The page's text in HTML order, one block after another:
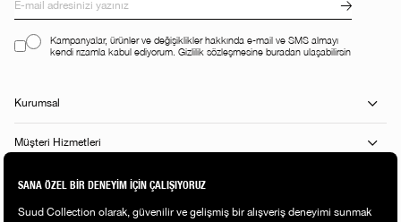
Kampanyalar, ürünler ve değişiklikler hakkında e-mail ve SMS almayı
kendi rızamla kabul ediyorum. Gizlilik sözleşmesine buradan ulaşabilirsin
Kurumsal
Müşteri Hizmetleri
Alışveriş Rehberi